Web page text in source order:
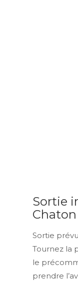
FÉV
16
2015
Sortie
Chaton
Sortie
Tournez la
le
prendre